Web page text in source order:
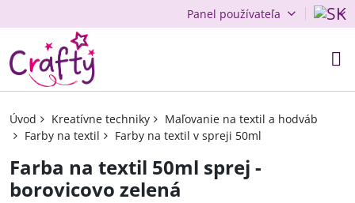
Panel používateľa
Úvod Kreatívne techniky
Maľovanie na textil a hodváb
Farby na textil
Farby na textil v spreji 50ml
Farba na textil 50ml sprej -
borovicovo zelená